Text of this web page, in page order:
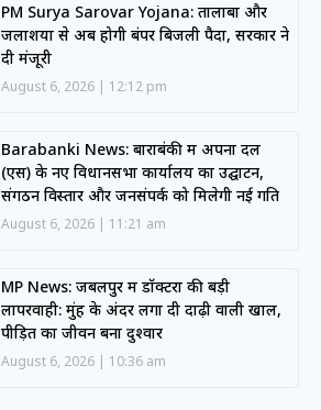
PM Surya Sarovar Yojana: तालाबों और
जलाशयों से अब होगी बंपर बिजली पैदा, सरकार ने
दी मंजूरी
August 6, 2026 12:12 pm
Barabanki News: बाराबंकी में अपना दल
(एस) के नए विधानसभा कार्यालय का उद्घाटन,
संगठन विस्तार और जनसंपर्क को मिलेगी नई गति
August 6, 2026 11:21 am
MP News: जबलपुर में डॉक्टरों की बड़ी
लापरवाही: मुंह के अंदर लगा दी दाढ़ी वाली खाल,
पीड़ित का जीवन बना दुश्वार
August 6, 2026 10:36 am